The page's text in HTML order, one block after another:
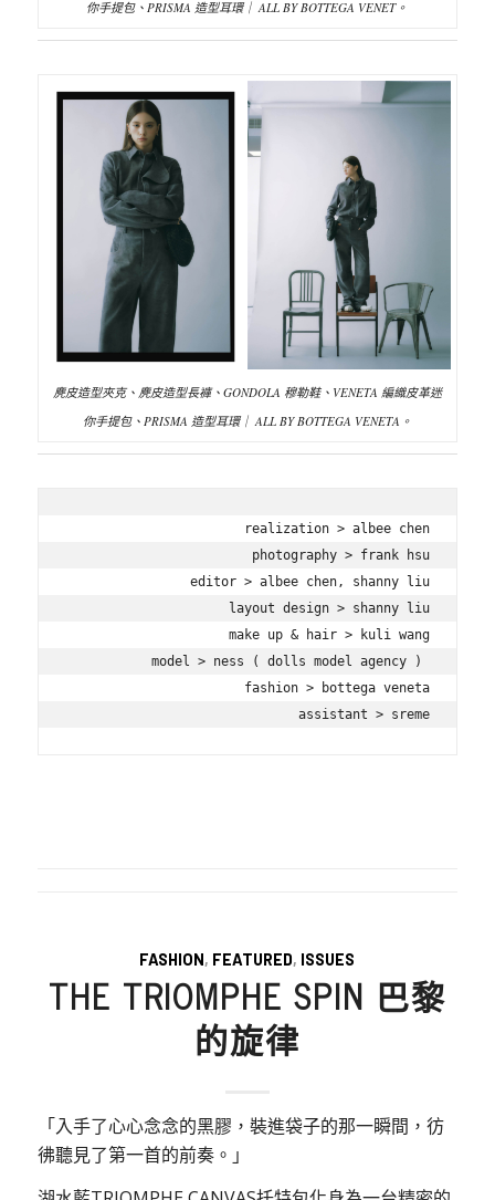
你手提包、PRISMA 造型耳環｜ ALL BY BOTTEGA VENET。
麂皮造型夾克、麂皮造型長褲、GONDOLA 穆勒鞋、VENETA 編織皮革迷
你手提包、PRISMA 造型耳環｜ ALL BY BOTTEGA VENETA。
realization > albee chen
photography > frank hsu
editor > albee chen, shanny liu
layout design > shanny liu
make up & hair > kuli wang
model > ness ( dolls model agency )
fashion > bottega veneta
assistant > sreme
FASHION, FEATURED, ISSUES
THE TRIOMPHE SPIN 巴黎
的旋律
「入手了心心念念的黑膠，裝進袋子的那一瞬間，彷
彿聽見了第一首的前奏。」